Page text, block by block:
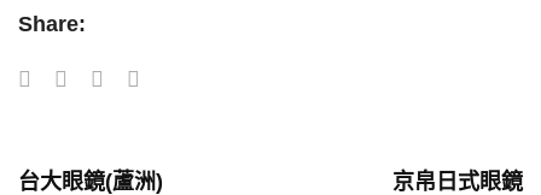
Share:
台大眼鏡(蘆洲) 京帛日式眼鏡